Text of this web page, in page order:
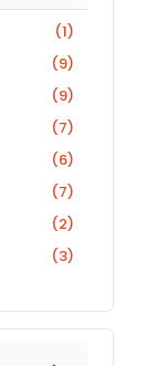
(1)
(9)
(9)
(7)
(6)
(7)
(2)
(3)